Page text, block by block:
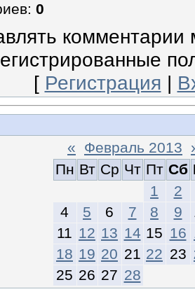
: 0
комментарии
[ Регистрация |
« Февраль 2013
Пн Вт Ср Чт Пт Сб
1
2
4
5 6 7 8 9
11 12 13 14 15 16
18 19 20 21 22 23
25 26 27 28